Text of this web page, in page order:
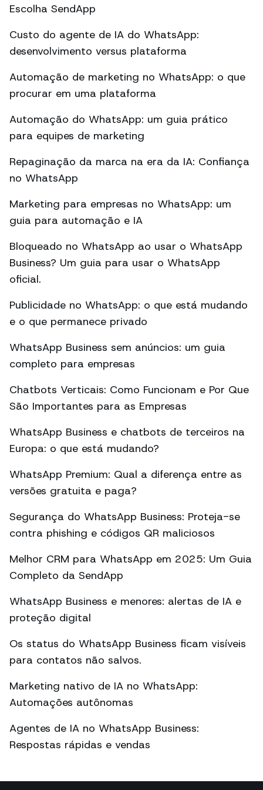
Escolha SendApp
Custo do agente de IA do WhatsApp:
desenvolvimento versus plataforma
Automação de marketing no WhatsApp: o que
procurar em uma plataforma
Automação do WhatsApp: um guia prático
para equipes de marketing
Repaginação da marca na era da IA: Confiança
no WhatsApp
Marketing para empresas no WhatsApp: um
guia para automação e IA
Bloqueado no WhatsApp ao usar o WhatsApp
Business? Um guia para usar o WhatsApp
oficial.
Publicidade no WhatsApp: o que está mudando
e o que permanece privado
WhatsApp Business sem anúncios: um guia
completo para empresas
Chatbots Verticais: Como Funcionam e Por Que
São Importantes para as Empresas
WhatsApp Business e chatbots de terceiros na
Europa: o que está mudando?
WhatsApp Premium: Qual a diferença entre as
versões gratuita e paga?
Segurança do WhatsApp Business: Proteja-se
contra phishing e códigos QR maliciosos
Melhor CRM para WhatsApp em 2025: Um Guia
Completo da SendApp
WhatsApp Business e menores: alertas de IA e
proteção digital
Os status do WhatsApp Business ficam visíveis
para contatos não salvos.
Marketing nativo de IA no WhatsApp:
Automações autônomas
Agentes de IA no WhatsApp Business:
Respostas rápidas e vendas